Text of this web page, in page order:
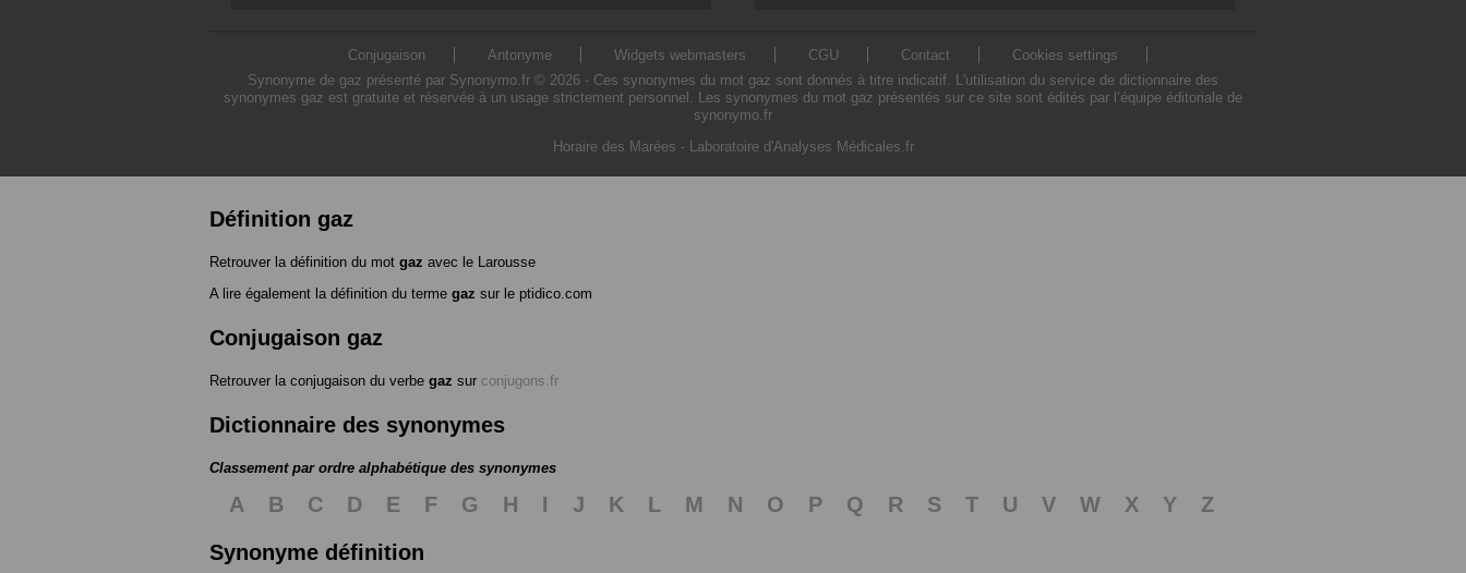
Conjugaison Antonyme Widgets webmasters CGU Contact
Cookies settings
Synonyme de gaz présenté par Synonymo.fr © 2026 - Ces synonymes du mot gaz sont donnés à titre indicatif. L'utilisation du service de dictionnaire des
synonymes gaz est gratuite et réservée à un usage strictement personnel. Les synonymes du mot gaz présentés sur ce site sont édités par l’équipe éditoriale de
synonymo.fr
Horaire des Marées - Laboratoire d'Analyses Médicales.fr
Définition gaz
Retrouver la définition du mot gaz avec le Larousse
A lire également la définition du terme gaz sur le ptidico.com
Conjugaison gaz
Retrouver la conjugaison du verbe gaz sur conjugons.fr
Dictionnaire des synonymes
Classement par ordre alphabétique des synonymes
A B C D E F G H I J K L M N O P Q R S T U V W X Y
Z
Synonyme définition